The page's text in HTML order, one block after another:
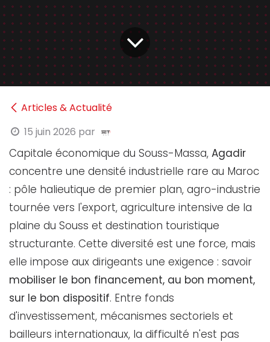
Articles & Actualité
15 juin 2026 par
Capitale économique du Souss-Massa, Agadir
concentre une densité industrielle rare au Maroc
: pôle halieutique de premier plan, agro-industrie
tournée vers l'export, agriculture intensive de la
plaine du Souss et destination touristique
structurante. Cette diversité est une force, mais
elle impose aux dirigeants une exigence : savoir
mobiliser le bon financement, au bon moment,
sur le bon dispositif. Entre fonds
d'investissement, mécanismes sectoriels et
bailleurs internationaux, la difficulté n'est pas